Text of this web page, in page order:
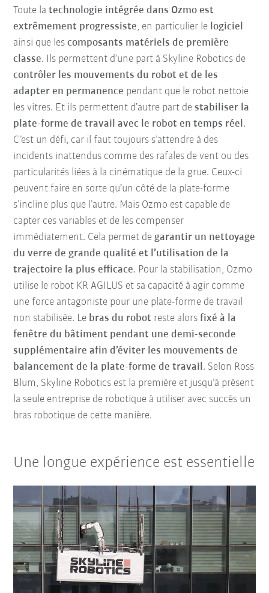
Toute latechnologie intégrée dans Ozmo est
extrêmement progressiste, en particulier le logiciel
ainsi que lescomposants matériels de première
classe. Ils permettent d’une part à Skyline Robotics de
contrôler les mouvements du robot et de les
adapter en permanence pendant que le robot nettoie
les vitres. Et ils permettent d’autre part destabiliser la
plate-forme de travail avec le robot en temps réel.
C’est un défi, car il faut toujours s’attendre à des
incidents inattendus comme des rafales de vent ou des
particularités liées à la cinématique de la grue. Ceux-ci
peuvent faire en sorte qu’un côté de la plate-forme
s’incline plus que l’autre. Mais Ozmo est capable de
capter ces variables et de les compenser
immédiatement. Cela permet degarantir un nettoyage
du verre de grande qualité et l’utilisation de la
trajectoire la plus efficace. Pour la stabilisation, Ozmo
utilise le robot KR AGILUS et sa capacité à agir comme
une force antagoniste pour une plate-forme de travail
non stabilisée. Le bras du robot reste alorsfixé à la
fenêtre du bâtiment pendant une demi-seconde
supplémentaire afin d’éviter les mouvements de
balancement de la plate-forme de travail. Selon Ross
Blum, Skyline Robotics est la première et jusqu’à présent
la seule entreprise de robotique à utiliser avec succès un
bras robotique de cette manière.
Une longue expérience est essentielle